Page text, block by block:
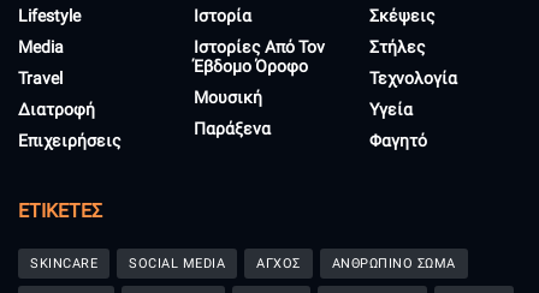
Lifestyle
Media
Travel
Διατροφή
Επιχειρήσεις
Ιστορία
Ιστορίες Από Τον
Έβδομο Όροφο
Μουσική
Παράξενα
Σκέψεις
Στήλες
Τεχνολογία
Υγεία
Φαγητό
ΕΤΙΚΈΤΕΣ
SKINCARE SOCIAL MEDIA ΑΓΧΟΣ ΑΝΘΡΩΠΙΝΟ ΣΩΜΑ